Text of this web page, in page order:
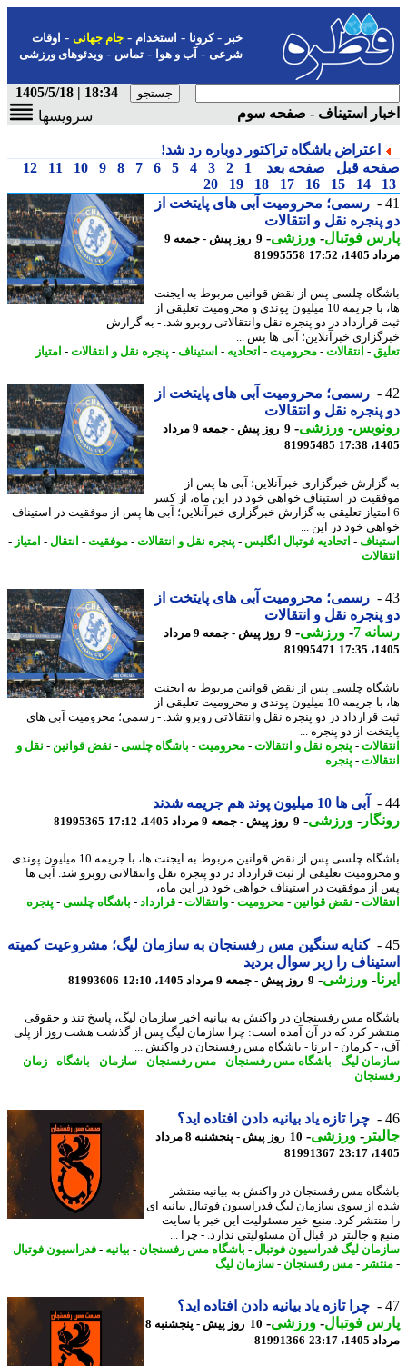
-کرونا-استخدام- جام جهانی-اوقات
شرعی-آب و هوا-تماس-ویدئوهای ورزشی
18:34 | 1405/5/18
استیناف - صفحه سوم
سرویسها
اعتراض باشگاه تراکتور دوباره رد شد!
قبل صفحه بعد 1
2
3
4
5
6
7
8
9
10
11
12
14
15
16
17
18
19
20
رسمی؛ محرومیت آبی های پایتخت از
نقل و انتقالات
فوتبال-ورزشی-
9 روز پیش - جمعه 9
17:52
81995558
چلسی پس از نقض قوانین مربوط به ایجنت
ها، با جریمه 10 میلیون پوندی و محرومیت تعلیقی از
قرارداد در دو پنجره نقل وانتقالاتی روبرو شد. - به گزارش
خبرآنلاین؛ آبی ها پس ...
-انتقالات-محرومیت-اتحادیه-استیناف-پنجره نقل و انتقالات-امتیاز
رسمی؛ محرومیت آبی های پایتخت از
نقل و انتقالات
-ورزشی-
9 روز پیش - جمعه 9 مرداد
81995485
خبرگزاری خبرآنلاین؛ آبی ها پس از
در استیناف خواهی خود در این ماه، از کسر
تعلیقی به گزارش خبرگزاری خبرآنلاین؛ آبی ها پس از موفقیت در استیناف
خود در این ...
-اتحادیه فوتبال انگلیس-پنجره نقل و انتقالات-موفقیت-انتقال-امتیاز-
رسمی؛ محرومیت آبی های پایتخت از
نقل و انتقالات
7
-ورزشی-
9 روز پیش - جمعه 9 مرداد
81995471
چلسی پس از نقض قوانین مربوط به ایجنت
ها، با جریمه 10 میلیون پوندی و محرومیت تعلیقی از
قرارداد در دو پنجره نقل وانتقالاتی روبرو شد. - رسمی؛ محرومیت آبی های
از دو پنجره ...
-پنجره نقل و انتقالات-محرومیت-باشگاه چلسی-نقض قوانین-نقل و
-پنجره
آبی ها 10 میلیون پوند هم جریمه شدند
-ورزشی-9 روز پیش - جمعه 9 مرداد 1405، 17:12 81995365
باشگاه چلسی پس از نقض قوانین مربوط به ایجنت ها، با جریمه 10 میلیون پوندی
تعلیقی از ثبت قرارداد در دو پنجره نقل وانتقالاتی روبرو شد. آبی ها
موفقیت در استیناف خواهی خود در این ماه،
-نقض قوانین-محرومیت-وانتقالات-قرارداد -باشگاه چلسی-پنجره
کنایه سنگین مس رفسنجان به سازمان لیگ؛ مشروعیت کمیته
را زیر سوال بردید
-ورزشی-9 روز پیش - جمعه 9 مرداد 1405، 12:10 81993606
مس رفسنجان در واکنش به بیانیه اخیر سازمان لیگ، پاسخ تند و حقوقی
کرد که در آن آمده است: چرا سازمان لیگ پس از گذشت هشت روز از پلی
- کرمان - ایرنا - باشگاه مس رفسنجان در واکنش ...
لیگ -باشگاه مس رفسنجان-مس رفسنجان-سازمان -باشگاه-زمان -
چرا تازه یاد بیانیه دادن افتاده اید؟
-ورزشی-
10 روز پیش - پنجشنبه 8 مرداد
81991367
مس رفسنجان در واکنش به بیانیه منتشر
از سوی سازمان لیگ فدراسیون فوتبال بیانیه ای
کرد. منبع خبر مسئولیت این خبر با سایت
و جالبتر در قبال آن مسئولیتی ندارد. - چرا ...
لیگ فدراسیون فوتبال-باشگاه مس رفسنجان-بیانیه-فدراسیون فوتبال
-مس رفسنجان-سازمان لیگ
چرا تازه یاد بیانیه دادن افتاده اید؟
فوتبال-ورزشی-
10 روز پیش - پنجشنبه 8
23:17
81991366